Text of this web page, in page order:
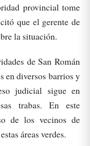
provincial tome
que el gerente de
la situación.
de San Román
en diversos barrios y
judicial sigue en
trabas. En este
de los vecinos de
áreas verdes.